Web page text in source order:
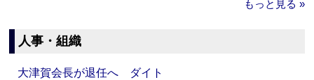
もっと見る »
人事・組織
大津賀会長が退任へ ダイト